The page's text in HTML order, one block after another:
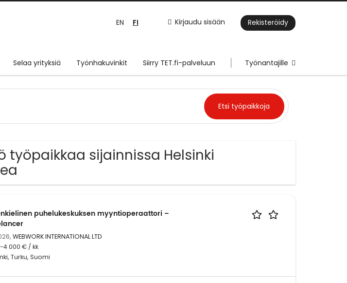
Kirjaudu sisään Rekisteröidy
EN FI
Selaa yrityksiä Työnhakuvinkit Siirry TET.fi-palveluun Työnantajille
työpaikkaa sijainnissa Helsinki
puhelukeskuksen myyntioperaattori –
WEBWORK INTERNATIONAL LTD
4 000 € / kk
Turku, Suomi